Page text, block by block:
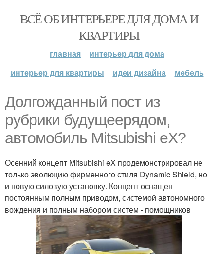
ВСЁ ОБ ИНТЕРЬЕРЕ ДЛЯ ДОМА И
КВАРТИРЫ
главная
интерьер для дома
интерьер для квартиры
идеи дизайна мебель
Долгожданный пост из
рубрики будущеерядом,
автомобиль Mitsubishi eX?
Осенний концепт Mitsubishi eX продемонстрировал не
только эволюцию фирменного стиля Dynamic Shield, но
и новую силовую установку. Концепт оснащен
постоянным полным приводом, системой автономного
вождения и полным набором систем - помощников